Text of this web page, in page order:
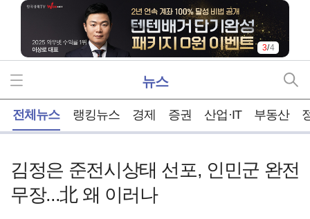
3/4
뉴스
전체뉴스 랭킹뉴스 경제 증권 산업·IT 부동산
김정은 준전시상태 선포, 인민군 완전
무장...北 왜 이러나